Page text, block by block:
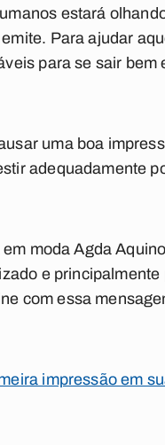
estará
Para ajudar
para se sair bem
uma boa
adequadamente
moda Agda
e
com essa
impressão em